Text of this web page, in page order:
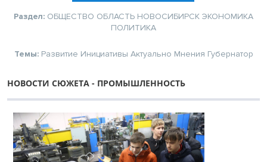
Раздел: ОБЩЕСТВО ОБЛАСТЬ НОВОСИБИРСК ЭКОНОМИКА
ПОЛИТИКА
Темы: Развитие Инициативы Актуально Мнения Губернатор
НОВОСТИ СЮЖЕТА - ПРОМЫШЛЕННОСТЬ